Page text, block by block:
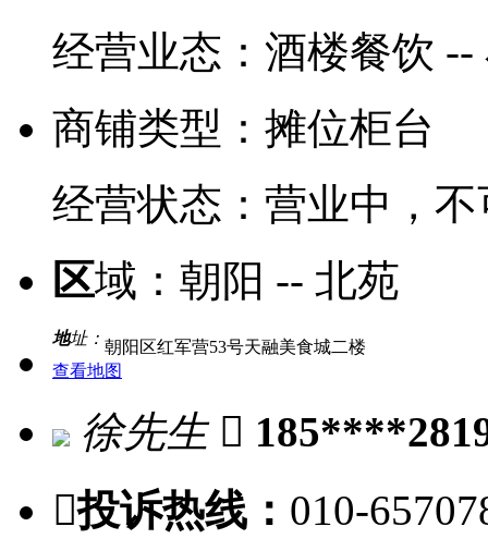
经营业态： 酒楼餐饮 --
商铺类型： 摊位柜台
经营状态： 营业中，
区域： 朝阳 -- 北苑
地址： 朝阳区红军营53号天融美食城二楼
查看地图
徐先生 
投诉热线： 010-